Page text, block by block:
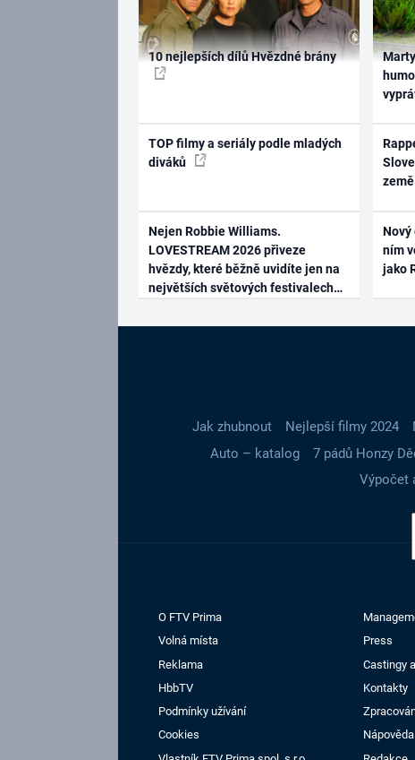
10 nejlepších dílů Hvězdné brány
TOP filmy a seriály podle mladých
diváků
Nejen Robbie Williams.
LOVESTREAM 2026 přiveze
hvězdy, které běžně uvidíte jen na
největších světových festivalech
Nový
ním
jako
Jak zhubnout Nejlepší filmy 2024
Auto – katalog
7 pádů Honzy
Výpočet
O FTV Prima
Volná místa
Press
Reklama
Castingy
HbbTV
Kontakty
Podmínky užívání
Cookies
Nápověda